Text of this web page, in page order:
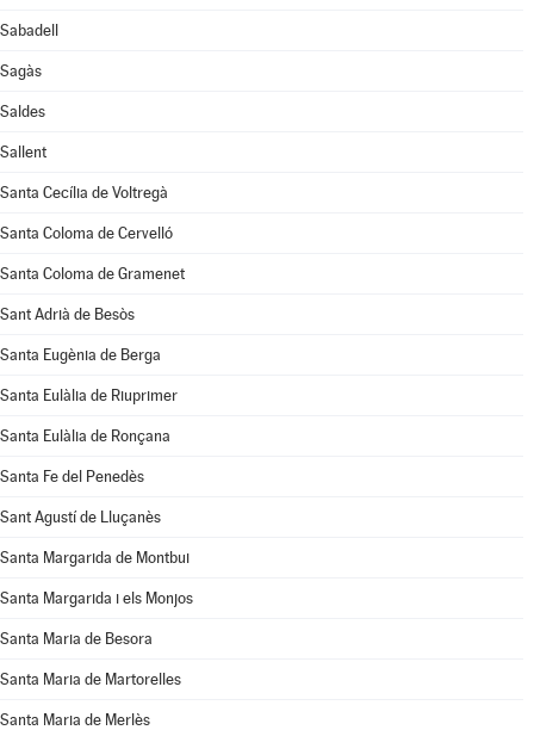
Sabadell
Sagàs
Saldes
Sallent
Santa Cecília de Voltregà
Santa Coloma de Cervelló
Santa Coloma de Gramenet
Sant Adrià de Besòs
Santa Eugènia de Berga
Santa Eulàlia de Riuprimer
Santa Eulàlia de Ronçana
Santa Fe del Penedès
Sant Agustí de Lluçanès
Santa Margarida de Montbui
Santa Margarida i els Monjos
Santa Maria de Besora
Santa Maria de Martorelles
Santa Maria de Merlès